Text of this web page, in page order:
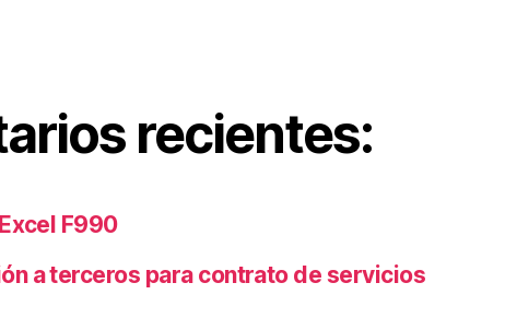
recientes:
F990
a terceros para contrato de servicios